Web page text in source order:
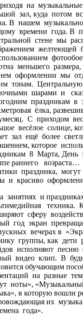
на музыкальные
зал, куда потом
В нашем
времени года. В
стене мы
желтеющей
меньшего
оформлении мы
тонам.
шарами и
праздникам в
ёлка,
С приходом
весёлое солнце,
зал ещё более
которое
8 Марта, День
раннего
праздника,
и красиво
и праздниках
техника.
сферу
год экран
вечерах в
группы, как дети
исполняют песню
видео клип. В
обучающим
на разные
ноты»,
в которую вошли
их
года».